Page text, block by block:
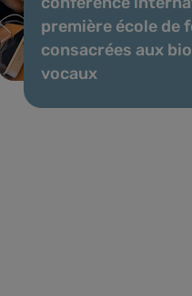
première école de
consacrées aux
vocaux